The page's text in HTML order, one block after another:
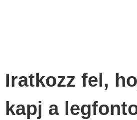
Iratkozz fel,
kapj a